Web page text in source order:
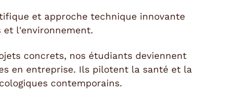
et approche technique innovante
l'environnement.
concrets, nos étudiants deviennent
en entreprise. Ils pilotent la santé et la
contemporains.